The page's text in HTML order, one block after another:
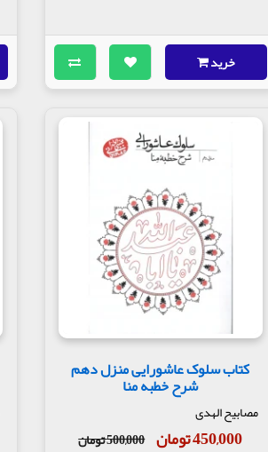
خرید
کتاب سلوک عاشورایی منزل دهم
شرح خطبه منا
مصابیح الهدی
450,000 تومان 500,000 تومان